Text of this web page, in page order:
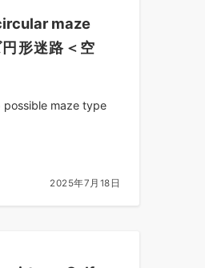
maze
形迷路＜空
maze type
2025年7月18日